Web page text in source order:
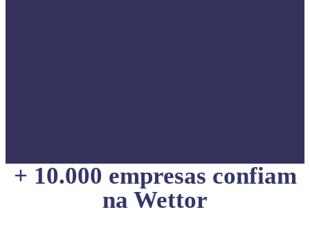
+ 10.000 empresas confiam
na Wettor